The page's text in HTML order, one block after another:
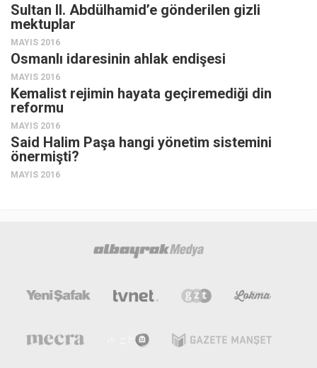
Sultan II. Abdülhamid’e gönderilen gizli
mektuplar
MAYIS 2016
Osmanlı idaresinin ahlak endişesi
MAYIS 2016
Kemalist rejimin hayata geçiremediği din
reformu
MAYIS 2016
Said Halim Paşa hangi yönetim sistemini
önermişti?
MAYIS 2016